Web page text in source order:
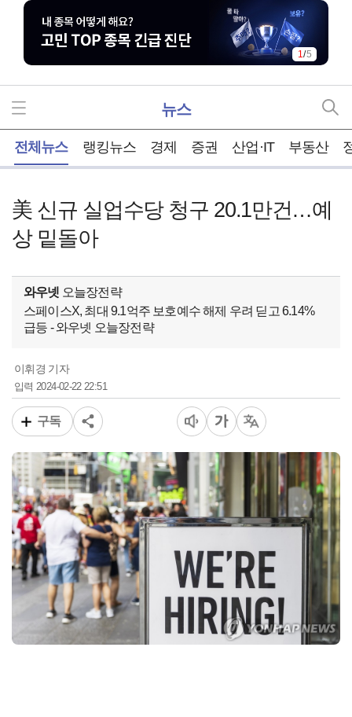
1/5
뉴스
전체뉴스 랭킹뉴스 경제 증권 산업·IT 부동산
美 신규 실업수당 청구 20.1만건…예
상 밑돌아
와우넷 오늘장전략
스페이스X, 최대 9.1억주 보호예수 해제 우려 딛고 6.14%
급등 - 와우넷 오늘장전략
이휘경 기자
입력2024-02-22 22:51
구독